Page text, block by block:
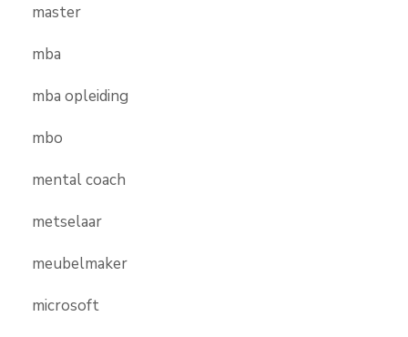
master
mba
mba opleiding
mbo
mental coach
metselaar
meubelmaker
microsoft